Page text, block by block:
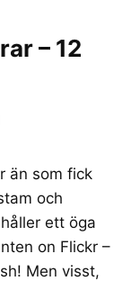
– 12
än som fick
och
ett öga
on Flickr –
Men visst,